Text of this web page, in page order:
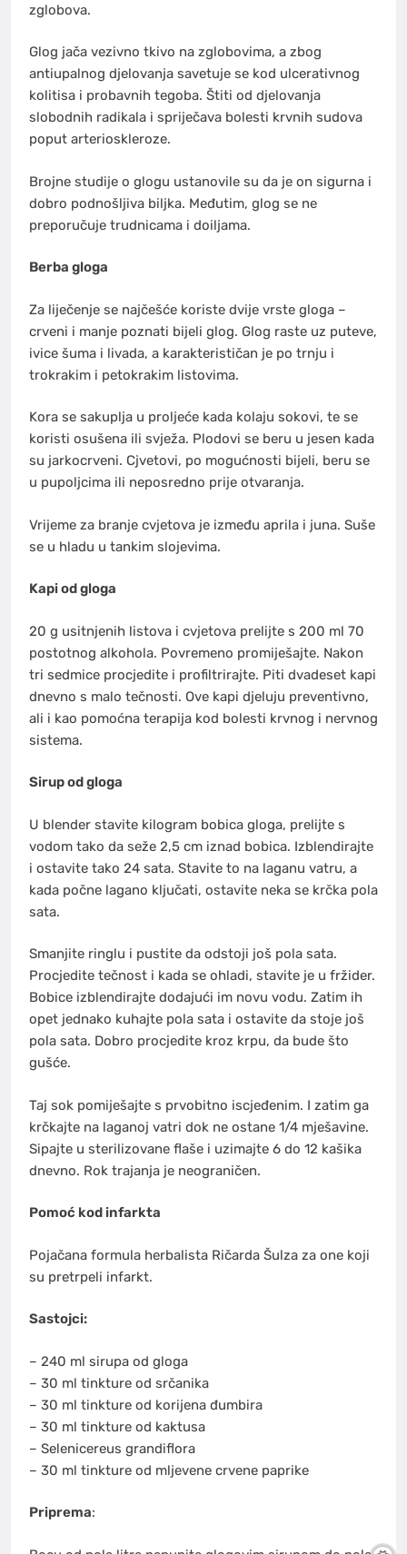
zglobova.
Glog jača vezivno tkivo na zglobovima, a zbog
antiupalnog djelovanja savetuje se kod ulcerativnog
kolitisa i probavnih tegoba. Štiti od djelovanja
slobodnih radikala i spriječava bolesti krvnih sudova
poput arterioskleroze.
Brojne studije o glogu ustanovile su da je on sigurna i
dobro podnošljiva biljka. Međutim, glog se ne
preporučuje trudnicama i doiljama.
Berba gloga
Za liječenje se najčešće koriste dvije vrste gloga –
crveni i manje poznati bijeli glog. Glog raste uz puteve,
ivice šuma i livada, a karakterističan je po trnju i
trokrakim i petokrakim listovima.
Kora se sakuplja u proljeće kada kolaju sokovi, te se
koristi osušena ili svježa. Plodovi se beru u jesen kada
su jarkocrveni. Cjvetovi, po mogućnosti bijeli, beru se
u pupoljcima ili neposredno prije otvaranja.
Vrijeme za branje cvjetova je između aprila i juna. Suše
se u hladu u tankim slojevima.
Kapi od gloga
20 g usitnjenih listova i cvjetova prelijte s 200 ml 70
postotnog alkohola. Povremeno promiješajte. Nakon
tri sedmice procjedite i profiltrirajte. Piti dvadeset kapi
dnevno s malo tečnosti. Ove kapi djeluju preventivno,
ali i kao pomoćna terapija kod bolesti krvnog i nervnog
sistema.
Sirup od gloga
U blender stavite kilogram bobica gloga, prelijte s
vodom tako da seže 2,5 cm iznad bobica. Izblendirajte
i ostavite tako 24 sata. Stavite to na laganu vatru, a
kada počne lagano ključati, ostavite neka se krčka pola
sata.
Smanjite ringlu i pustite da odstoji još pola sata.
Procjedite tečnost i kada se ohladi, stavite je u fržider.
Bobice izblendirajte dodajući im novu vodu. Zatim ih
opet jednako kuhajte pola sata i ostavite da stoje još
pola sata. Dobro procjedite kroz krpu, da bude što
gušće.
Taj sok pomiješajte s prvobitno iscjeđenim. I zatim ga
krčkajte na laganoj vatri dok ne ostane 1/4 mješavine.
Sipajte u sterilizovane flaše i uzimajte 6 do 12 kašika
dnevno. Rok trajanja je neograničen.
Pomoć kod infarkta
Pojačana formula herbalista Ričarda Šulza za one koji
su pretrpeli infarkt.
Sastojci:
– 240 ml sirupa od gloga
– 30 ml tinkture od srčanika
– 30 ml tinkture od korijena đumbira
– 30 ml tinkture od kaktusa
– Selenicereus grandiflora
– 30 ml tinkture od mljevene crvene paprike
Priprema: